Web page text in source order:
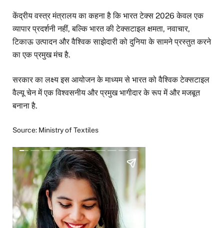
केंद्रीय वस्त्र मंत्रालय का कहना है कि भारत टेक्स 2026 केवल एक
व्यापार प्रदर्शनी नहीं, बल्कि भारत की टेक्सटाइल क्षमता, नवाचार,
टिकाऊ उत्पादन और वैश्विक साझेदारी को दुनिया के सामने प्रस्तुत करने
का एक प्रमुख मंच है.
सरकार का लक्ष्य इस आयोजन के माध्यम से भारत को वैश्विक टेक्सटाइल
वैल्यू चेन में एक विश्वसनीय और प्रमुख भागीदार के रूप में और मजबूत
बनाना है.
Source: Ministry of Textiles